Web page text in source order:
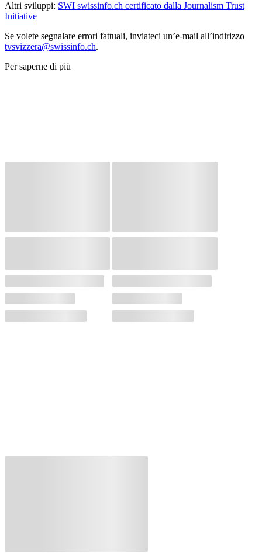
Altri sviluppi: SWI swissinfo.ch certificato dalla Journalism Trust
Initiative
Se volete segnalare errori fattuali, inviateci un’e-mail all’indirizzo
tvsvizzera@swissinfo.ch.
Per saperne di più